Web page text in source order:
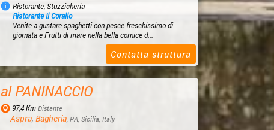
Ristorante, Stuzzicheria
Ristorante Il Corallo
Venite a gustare spaghetti con pesce freschissimo di
giornata e Frutti di mare nella bella cornice d...
Contatta struttura
al PANINACCIO
97,4 Km Distante
Aspra, Bagheria , PA, Sicilia, Italy